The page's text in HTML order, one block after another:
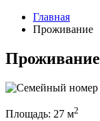
Главная
Проживание
Проживание
Площадь: 27 м2